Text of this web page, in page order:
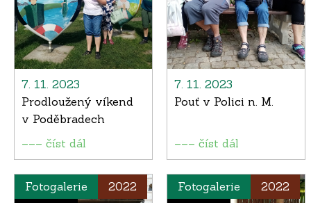
7. 11. 2023
Prodloužený víkend
v Poděbradech
––– číst dál
7. 11. 2023
Pouť v Polici n. M.
––– číst dál
Fotogalerie
2022
Fotogalerie
2022